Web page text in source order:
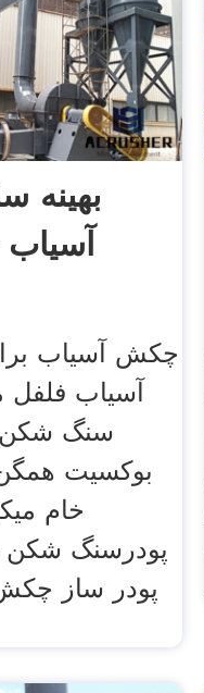
بهینه
چکش آسیاب
آسیاب
سنگ شکن
بوکسیت
خام
پودرسنگ
پودر ساز